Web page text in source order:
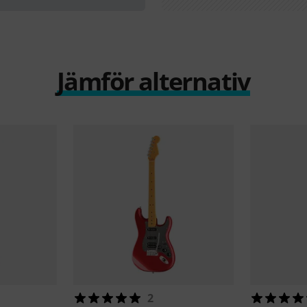
Jämför alternativ
2